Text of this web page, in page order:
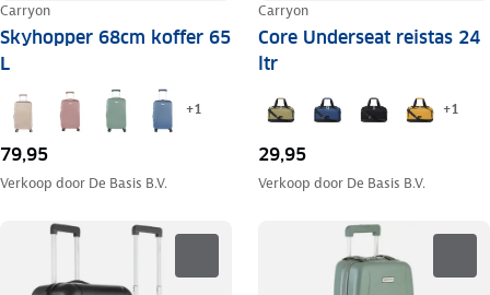
Carryon
Skyhopper 68cm koffer 65
L
+1
79,95
Verkoop door De Basis B.V.
Carryon
Core Underseat reistas 24
ltr
+1
29,95
Verkoop door De Basis B.V.